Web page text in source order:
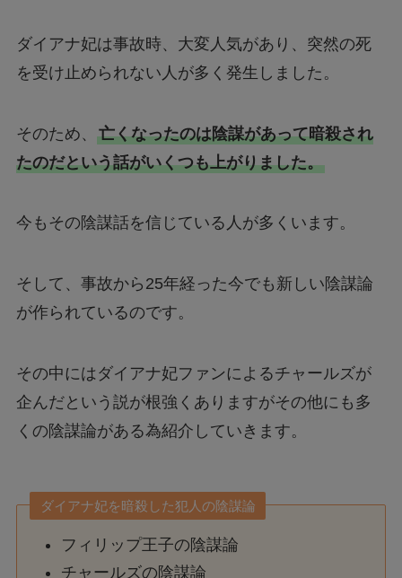
ダイアナ妃は事故時、大変人気があり、突然の死
を受け止められない人が多く発生しました。
そのため、 亡くなったのは陰謀があって暗殺され
たのだという話がいくつも上がりました。
今もその陰謀話を信じている人が多くいます。
そして、事故から25年経った今でも新しい陰謀論
が作られているのです。
その中にはダイアナ妃ファンによるチャールズが
企んだという説が根強くありますがその他にも多
くの陰謀論がある為紹介していきます。
ダイアナ妃を暗殺した犯人の陰謀論
フィリップ王子の陰謀論
チャールズの陰謀論